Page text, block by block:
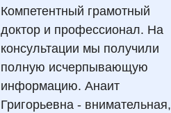
Компетентный грамотный
доктор и профессионал. На
консультации мы получили
полную исчерпывающую
информацию. Анаит
Григорьевна - внимательная,